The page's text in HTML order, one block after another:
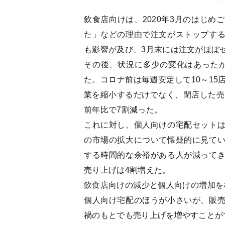
飲食店向けは、2020年3月のはじめ
た」などの理由で注文がストップす
も影響が及び、3月末には注文がほぼ
その後、状況に多少の変化はあった
た。コロナ前は毎週安定して10～15
業を縮小するだけでなく、閉店した
前年比で7割減った。
これに対し、個人向けの宅配セット
の市場の拡大について懐疑的に見て
する時間的な余裕がある人が減って
売り上げは4割増えた。
飲食店向けの減少と個人向けの増加
個人向け宅配のほうが小さいが、販
禍のもとでも売り上げを増やすこと